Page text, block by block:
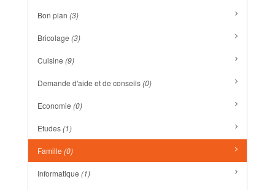
Bon plan (3)
Bricolage (3)
Cuisine (9)
Demande d'aide et de conseils(0)
Economie (0)
Etudes(1)
Famille (0)
Informatique (1)